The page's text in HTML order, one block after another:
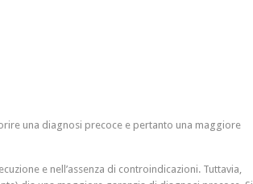
una diagnosi precoce e pertanto una maggiore
e nell’assenza di controindicazioni. Tuttavia,